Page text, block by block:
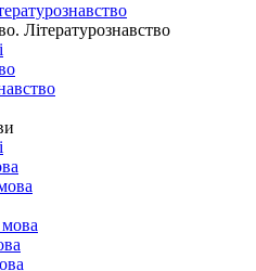
Літературознавство